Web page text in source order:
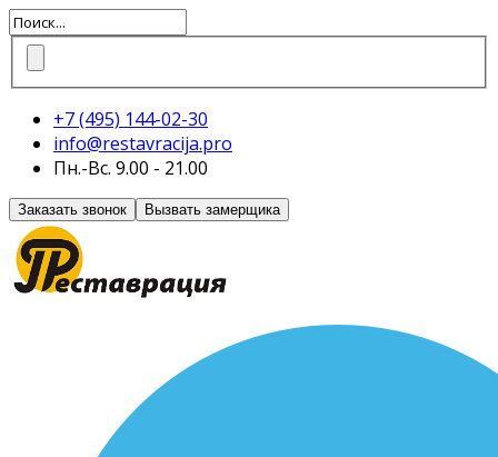
+7 (495) 144-02-30
info@restavracija.pro
Пн.-Вс. 9.00 - 21.00
Заказать звонок Вызвать замерщика